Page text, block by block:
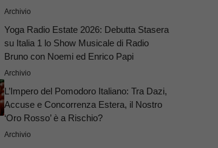
Archivio
Yoga Radio Estate 2026: Debutta Stasera
su Italia 1 lo Show Musicale di Radio
Bruno con Noemi ed Enrico Papi
Archivio
L’Impero del Pomodoro Italiano: Tra Dazi,
Accuse e Concorrenza Estera, il Nostro
‘Oro Rosso’ è a Rischio?
Archivio